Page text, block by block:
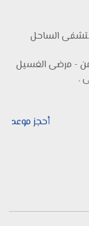
الساحل
- مرضى الغسيل
.
أحجز موعد